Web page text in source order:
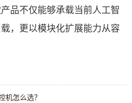
品不仅能够承载当前人工智
，更以模块化扩展能力从容
机怎么选？